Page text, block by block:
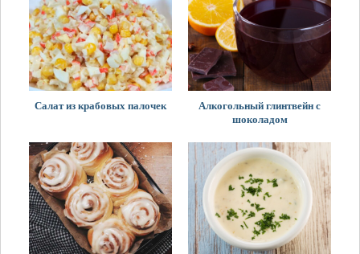
Салат из крабовых палочек
Алкогольный глинтвейн с
шоколадом